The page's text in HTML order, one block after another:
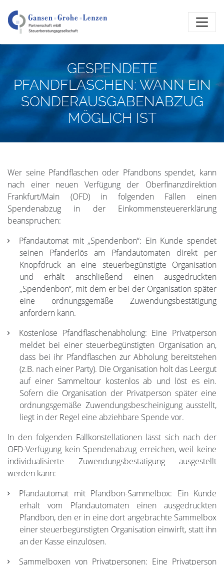
GESPENDETE
PFANDFLASCHEN: WANN EIN
SONDERAUSGABENABZUG
MÖGLICH IST
Wer seine Pfandflaschen oder Pfandbons spendet, kann
nach einer neuen Verfügung der Oberfinanzdirektion
Frankfurt/Main (OFD) in folgenden Fällen einen
Spendenabzug in der Einkommensteuererklärung
beanspruchen:
Pfandautomat mit „Spendenbon“: Ein Kunde spendet
seinen Pfanderlös am Pfandautomaten direkt per
Knopfdruck an eine steuerbegünstigte Organisation
und erhält anschließend einen ausgedruckten
„Spendenbon“, mit dem er bei der Organisation später
eine ordnungsgemäße Zuwendungsbestätigung
anfordern kann.
Kostenlose Pfandflaschenabholung: Eine Privatperson
meldet bei einer steuerbegünstigten Organisation an,
dass bei ihr Pfandflaschen zur Abholung bereitstehen
(z.B. nach einer Party). Die Organisation holt das Leergut
auf einer Sammeltour kostenlos ab und löst es ein.
Sofern die Organisation der Privatperson später eine
ordnungsgemäße Zuwendungsbescheinigung ausstellt,
liegt in der Regel eine abziehbare Spende vor.
In den folgenden Fallkonstellationen lässt sich nach der
OFD-Verfügung kein Spendenabzug erreichen, weil keine
individualisierte Zuwendungsbestätigung ausgestellt
werden kann:
Pfandautomat mit Pfandbon-Sammelbox: Ein Kunde
erhält vom Pfandautomaten einen ausgedruckten
Pfandbon, den er in eine dort angebrachte Sammelbox
einer steuerbegünstigten Organisation einwirft, statt ihn
an der Kasse einzulösen.
Sammelboxen von Privatpersonen: Eine Privatperson